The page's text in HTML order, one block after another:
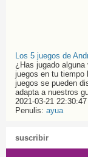
Los 5 juegos de
¿Has jugado
juegos en tu tiempo
juegos se pueden
adapta a nuestros
2021-03-21 22:30:47
Penulis: ayua
suscribir